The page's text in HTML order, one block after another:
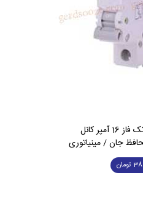
کانل
جان / مینیاتوری
تومان